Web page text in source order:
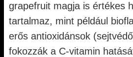
grapefruit magja is értékes
tartalmaz, mint például
erős antioxidánsok
fokozzák a C-vitamin